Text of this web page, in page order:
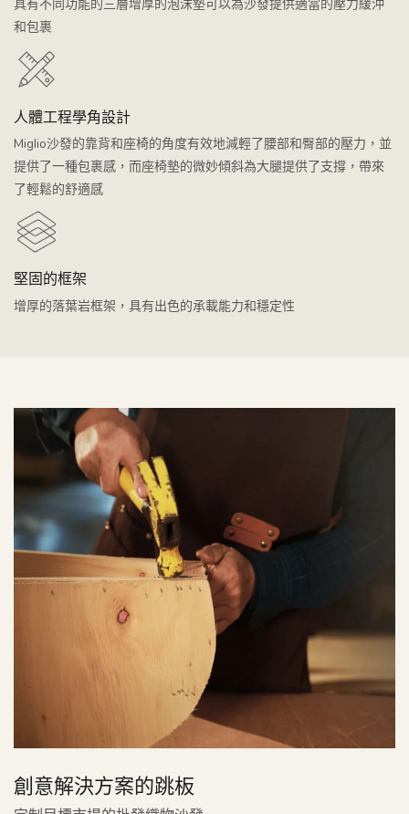
具有不同功能的三層增厚的泡沫墊可以為沙發提供適當的壓力緩沖
和包裹
人體工程學角設計
Miglio沙發的靠背和座椅的角度有效地減輕了腰部和臀部的壓力，並
提供了一種包裹感，而座椅墊的微妙傾斜為大腿提供了支撐，帶來
了輕鬆的舒適感
堅固的框架
增厚的落葉岩框架，具有出色的承載能力和穩定性
創意解決方案的跳板